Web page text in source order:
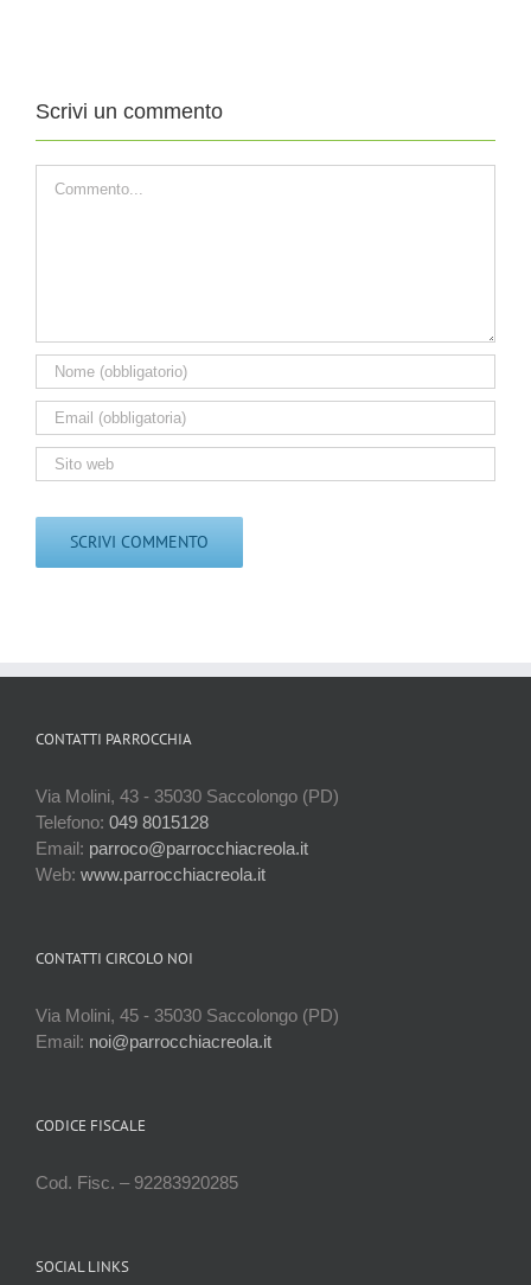
Scrivi un commento
CONTATTI PARROCCHIA
Via Molini, 43 - 35030 Saccolongo (PD)
Telefono: 049 8015128
Email: parroco@parrocchiacreola.it
Web: www.parrocchiacreola.it
CONTATTI CIRCOLO NOI
Via Molini, 45 - 35030 Saccolongo (PD)
Email: noi@parrocchiacreola.it
CODICE FISCALE
Cod. Fisc. – 92283920285
SOCIAL LINKS